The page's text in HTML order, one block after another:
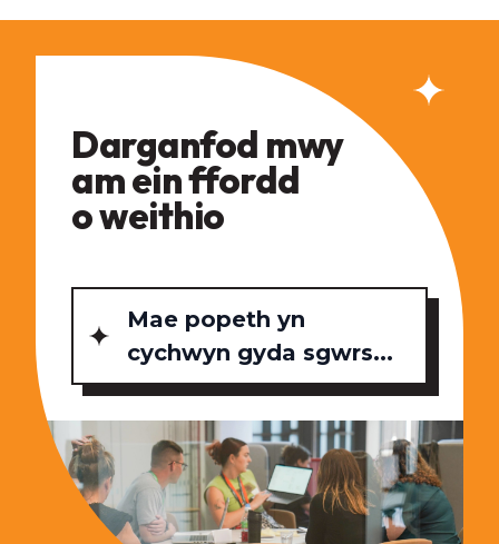
Darganfod mwy
am ein ffordd
o weithio
Mae popeth yn
cychwyn gyda sgwrs...